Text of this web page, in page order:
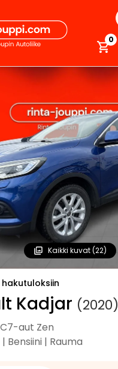
0
Kaikki kuvat (22)
hakutuloksiin
Kadjar (2020)
aut Zen
Bensiini | Rauma